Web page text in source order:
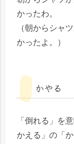
かったわ。
（朝からシャ
かったよ。）
かやる
「倒れる」を
かえる」の「